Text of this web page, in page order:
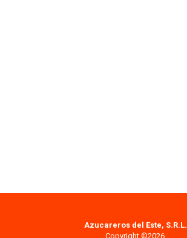
Azucareros del Este, S.R.L.
Copyright ©2026.